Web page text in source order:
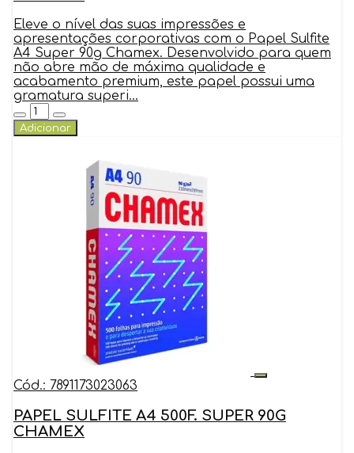
Eleve o nível das suas impressões e
apresentações corporativas com o Papel Sulfite
A4 Super 90g Chamex. Desenvolvido para quem
não abre mão de máxima qualidade e
acabamento premium, este papel possui uma
gramatura superi...
Adicionar
Cód.: 7891173023063
PAPEL SULFITE A4 500F. SUPER 90G
CHAMEX